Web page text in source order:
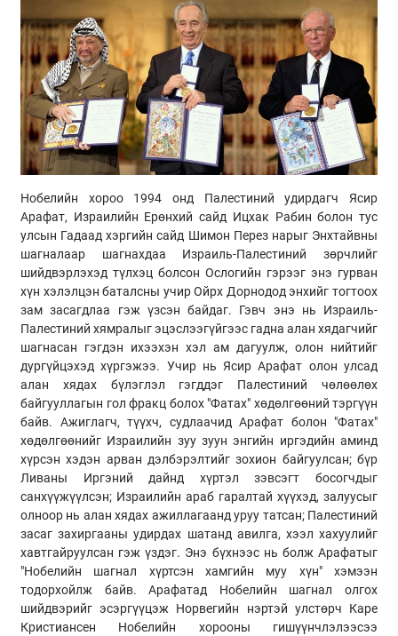
Нобелийн хороо 1994 онд Палестиний удирдагч Ясир
Арафат, Израилийн Ерөнхий сайд Ицхак Рабин болон тус
улсын Гадаад хэргийн сайд Шимон Перез нарыг Энхтайвны
шагналаар шагнахдаа Израиль-Палестиний зөрчлийг
шийдвэрлэхэд түлхэц болсон Ослогийн гэрээг энэ гурван
хүн хэлэлцэн баталсны учир Ойрх Дорнодод энхийг тогтоох
зам засагдлаа гэж үзсэн байдаг. Гэвч энэ нь Израиль-
Палестиний хямралыг эцэслээгүйгээс гадна алан хядагчийг
шагнасан гэгдэн ихээхэн хэл ам дагуулж, олон нийтийг
дургүйцэхэд хүргэжээ. Учир нь Ясир Арафат олон улсад
алан хядах бүлэглэл гэгддэг Палестиний чөлөөлөх
байгууллагын гол фракц болох "Фатах" хөдөлгөөний тэргүүн
байв. Ажиглагч, түүхч, судлаачид Арафат болон "Фатах"
хөдөлгөөнийг Израилийн зуу зуун энгийн иргэдийн аминд
хүрсэн хэдэн арван дэлбэрэлтийг зохион байгуулсан; бүр
Ливаны Иргэний дайнд хүртэл зэвсэгт босогчдыг
санхүүжүүлсэн; Израилийн араб гаралтай хүүхэд, залуусыг
олноор нь алан хядах ажиллагаанд уруу татсан; Палестиний
засаг захиргааны удирдах шатанд авилга, хээл хахуулийг
хавтгайруулсан гэж үздэг. Энэ бүхнээс нь болж Арафатыг
"Нобелийн шагнал хүртсэн хамгийн муу хүн" хэмээн
тодорхойлж байв. Арафатад Нобелийн шагнал олгох
шийдвэрийг эсэргүүцэж Норвегийн нэртэй улстөрч Каре
Кристиансен Нобелийн хорооны гишүүнчлэлээсээ